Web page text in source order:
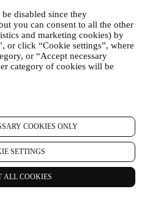
disabled since they
you can consent to all the other
and marketing cookies) by
or click “Cookie settings”, where
or “Accept necessary
category of cookies will be
COOKIES ONLY
SETTINGS
ALL COOKIES
van producten op de Website, uw
latere hulp na de verkoop
wedstrijden te beheren. Mogelijk
over u verwerken voor onze
die verband houden met onze
zoals de boekhouding, facturering
betaalkaarten, fraudescreening,
onderhoud en statistische
we mogelijk om administratieve of
met u opnemen. Bijvoorbeeld
uw aankoop te sturen. We zullen
gebruiken om uw verzoeken te
Websiteformulieren of andere
onze diensten aan u te
verwerken op basis van